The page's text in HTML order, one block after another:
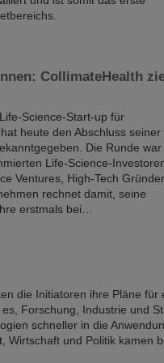
CollimateHealth
Science-Start-up für
heute den Abschluss seiner
Die Runde war
Life-Science-
Ventures, High-Tech
rechnet damit, seine
erstmals bei…
die Initiatoren ihre Pläne für
Forschung, Industrie und
schneller in die
Wirtschaft und Politik kamen